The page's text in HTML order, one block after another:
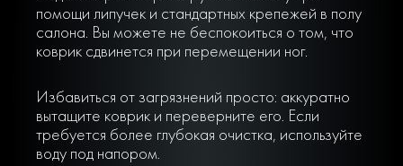
помощи липучек и стандартных крепежей в полу
салона. Вы можете не беспокоиться о том, что
коврик сдвинется при перемещении ног.
Избавиться от загрязнений просто: аккуратно
вытащите коврик и переверните его. Если
требуется более глубокая очистка, используйте
воду под напором.